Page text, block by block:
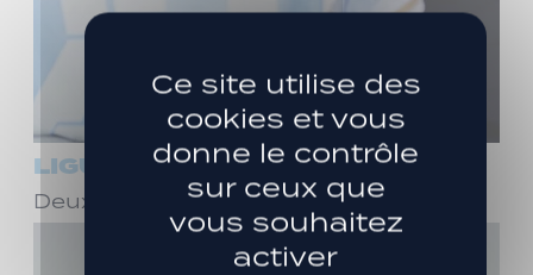
LIGUE 3
Deux ans de plus avec Stéphane Dief !
Ce site utilise des
cookies et vous
donne le contrôle
sur ceux que
vous souhaitez
activer